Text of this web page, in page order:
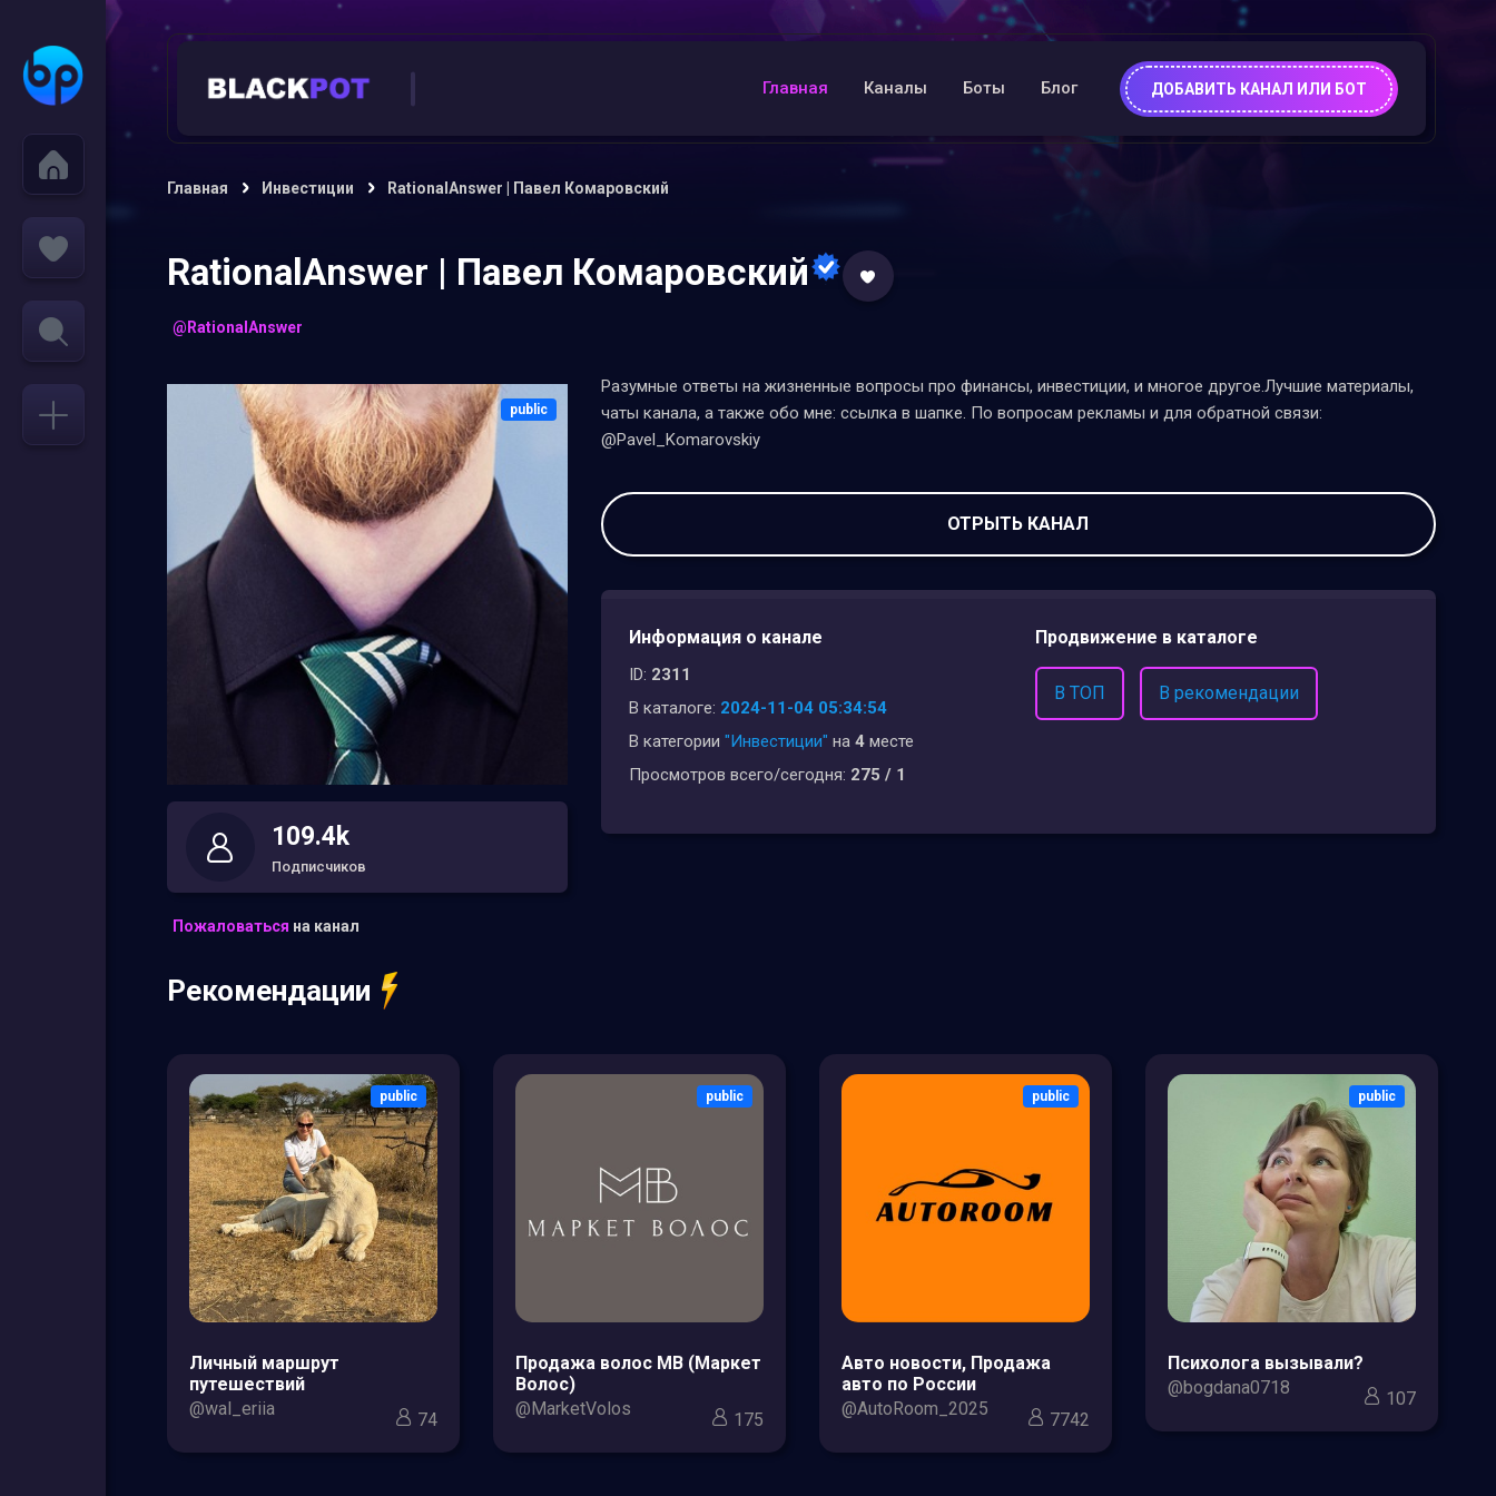
Главная Каналы Боты Блог ДОБАВИТЬ КАНАЛ ИЛИ БОТ
Главная Инвестиции RationalAnswer | Павел Комаровский
RationalAnswer | Павел Комаровский
@RationalAnswer
public
109.4k
Подписчиков
Пожаловаться на канал
Разумные ответы на жизненные вопросы про финансы, инвестиции, и многое другое.Лучшие материалы,
чаты канала, а также обо мне: ссылка в шапке. По вопросам рекламы и для обратной связи:
@Pavel_Komarovskiy
ОТРЫТЬ КАНАЛ
Информация о канале
ID: 2311
В каталоге: 2024-11-04 05:34:54
В категории "Инвестиции" на 4месте
Просмотров всего/сегодня: 275 / 1
Продвижение в каталоге
В ТОП В рекомендации
Рекомендации
public
Личный маршрут
путешествий
@wal_eriia
74
public
Продажа волос МВ (Маркет
Волос)
@MarketVolos
175
public
Авто новости, Продажа
авто по России
@AutoRoom_2025
7742
public
Психолога вызывали?
@bogdana0718
107